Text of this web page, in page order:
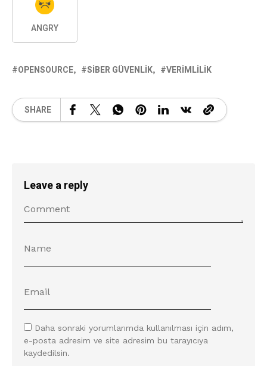
ANGRY
OPENSOURCE SIBER GÜVENLIK VERIMLILIK
SHARE
Leave a reply
Daha sonraki yorumlarımda kullanılması için adım,
e-posta adresim ve site adresim bu tarayıcıya
kaydedilsin.